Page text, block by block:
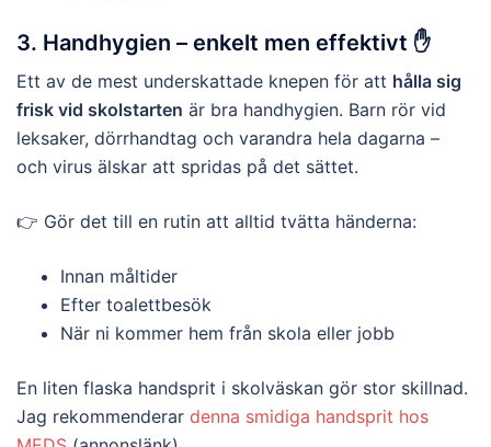
3. Handhygien – enkelt men effektivt ✋
Ett av de mest underskattade knepen för att hålla sig
frisk vid skolstarten är bra handhygien. Barn rör vid
leksaker, dörrhandtag och varandra hela dagarna –
och virus älskar att spridas på det sättet.
👉 Gör det till en rutin att alltid tvätta händerna:
Innan måltider
Efter toalettbesök
När ni kommer hem från skola eller jobb
En liten flaska handsprit i skolväskan gör stor skillnad.
Jag rekommenderar denna smidiga handsprit hos